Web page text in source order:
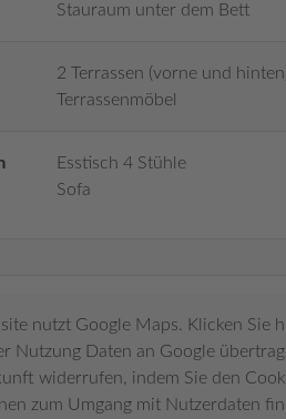
Stauraum unter dem Bett
2 Terrassen (vorne und
Terrassenmöbel
Esstisch 4 Stühle
Sofa
nutzt Google Maps. Klicken Sie
Nutzung Daten an Google
widerrufen, indem Sie den
zum Umgang mit Nutzerdaten